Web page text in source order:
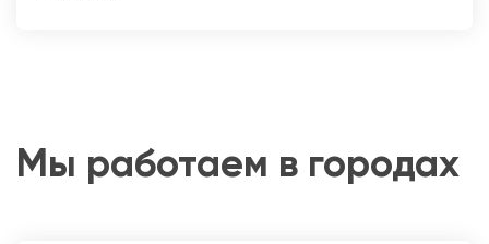
Мы работаем в городах